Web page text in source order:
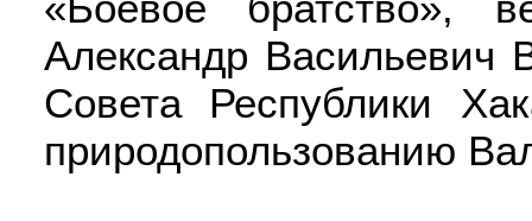
Александр Васильевич
Совета Республики
природопользованию